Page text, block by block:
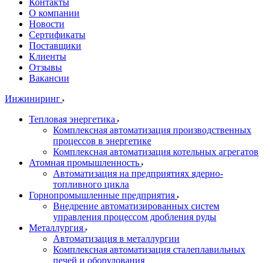
Контакты
О компании
Новости
Сертификаты
Поставщики
Клиенты
Отзывы
Вакансии
Инжиниринг
Тепловая энергетика
Комплексная автоматизация производственных
процессов в энергетике
Комплексная автоматизация котельных агрегатов
Атомная промышленность
Автоматизация на предприятиях ядерно-
топливного цикла
Горнопромышленные предприятия
Внедрение автоматизированных систем
управления процессом дробления руды
Металлургия
Автоматизация в металлургии
Комплексная автоматизация сталеплавильных
печей и оборудования